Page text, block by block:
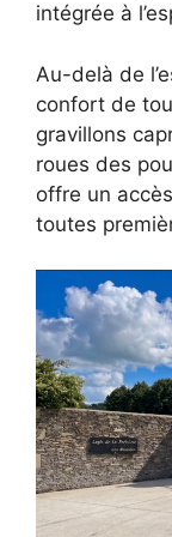
intégrée à
Au-delà de
confort de
gravillons
roues des
offre un
toutes